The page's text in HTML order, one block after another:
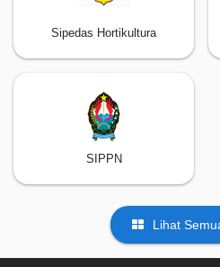
Sipedas Hortikultura
SIPPN
Lihat